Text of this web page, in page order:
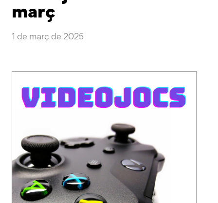
març
1 de març de 2025